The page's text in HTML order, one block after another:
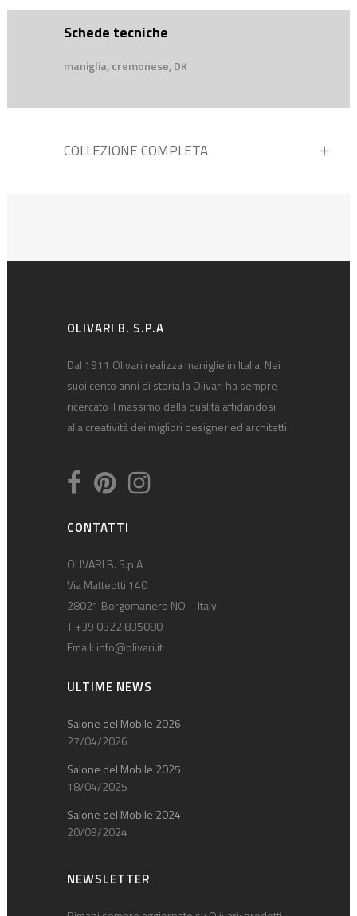
Schede tecniche
maniglia, cremonese, DK
COLLEZIONE COMPLETA
OLIVARI B. S.P.A
Dal 1911 Olivari realizza maniglie in Italia. Nei
suoi cento anni di storia la Olivari ha sempre
ricercato il massimo della qualità affidandosi
alla creatività dei migliori designer ed architetti.
CONTATTI
OLIVARI B. S.p.A
Via Matteotti 140
28021 Borgomanero NO – Italy
T +39 0322 835080
Email: info@olivari.it
ULTIME NEWS
Salone del Mobile 2026
27/04/2026
Salone del Mobile 2025
18/04/2025
Salone del Mobile 2024
20/09/2024
NEWSLETTER